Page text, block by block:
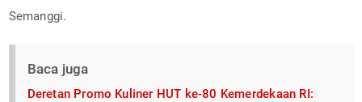
Semanggi.
Baca juga
Deretan Promo Kuliner HUT ke-80 Kemerdekaan RI: